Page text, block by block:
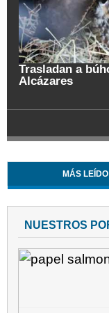
Trasladan a
Alcázares
MÁS LEÍDO
NUESTROS